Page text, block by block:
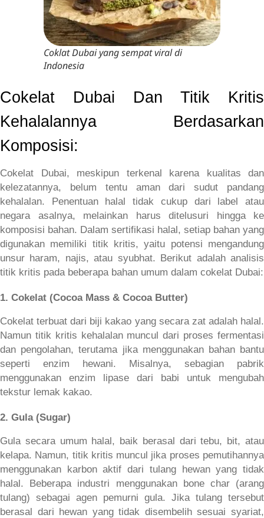
Coklat Dubai yang sempat viral di
Indonesia
Cokelat Dubai Dan Titik Kritis
Kehalalannya Berdasarkan
Komposisi:
Cokelat Dubai, meskipun terkenal karena kualitas dan
kelezatannya, belum tentu aman dari sudut pandang
kehalalan. Penentuan halal tidak cukup dari label atau
negara asalnya, melainkan harus ditelusuri hingga ke
komposisi bahan. Dalam sertifikasi halal, setiap bahan yang
digunakan memiliki titik kritis, yaitu potensi mengandung
unsur haram, najis, atau syubhat. Berikut adalah analisis
titik kritis pada beberapa bahan umum dalam cokelat Dubai:
1. Cokelat (Cocoa Mass & Cocoa Butter)
Cokelat terbuat dari biji kakao yang secara zat adalah halal.
Namun titik kritis kehalalan muncul dari proses fermentasi
dan pengolahan, terutama jika menggunakan bahan bantu
seperti enzim hewani. Misalnya, sebagian pabrik
menggunakan enzim lipase dari babi untuk mengubah
tekstur lemak kakao.
2. Gula (Sugar)
Gula secara umum halal, baik berasal dari tebu, bit, atau
kelapa. Namun, titik kritis muncul jika proses pemutihannya
menggunakan karbon aktif dari tulang hewan yang tidak
halal. Beberapa industri menggunakan bone char (arang
tulang) sebagai agen pemurni gula. Jika tulang tersebut
berasal dari hewan yang tidak disembelih sesuai syariat,